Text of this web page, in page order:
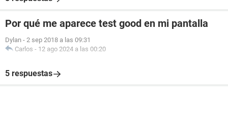
Por qué me aparece test good en mi pantalla
Dylan - 2 sep 2018 a las 09:31
Carlos - 12 ago 2024 a las 00:20
5 respuestas